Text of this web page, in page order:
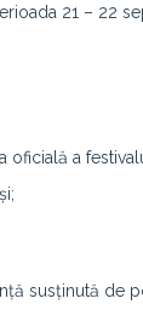
21 – 22
a
susținută de